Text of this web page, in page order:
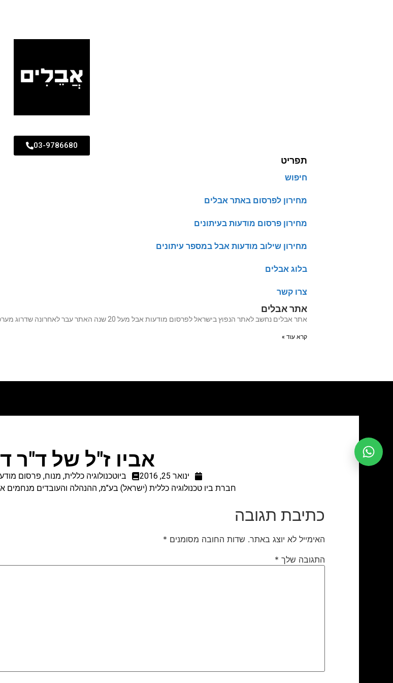
03-9786680
תפריט
חיפוש
מחירון לפרסום באתר אבלים
מחירון פרסום מודעות בעיתונים
מחירון שילוב מודעות אבל במספר עיתונים
בלוג אבלים
צרו קשר
אתר אבלים
אתר אבלים נחשב לאתר הנפוץ בישראל לפרסום מודעות אבל מעל 20 שנה האתר עבר לאחרונה שדרוג מערכות על מנת שכל
קרא עוד »
אביו ז"ל של ד"ר
ינואר 25, 2016 ביוטכנולוגיה כללית, מנוח, פרסום
חברת ביו טכנולוגיה כללית (ישראל) בע"מ, ההנהלה והעובדים מנחמים
כתיבת תגובה
האימייל לא יוצג באתר. שדות החובה מסומנים *
התגובה שלך *